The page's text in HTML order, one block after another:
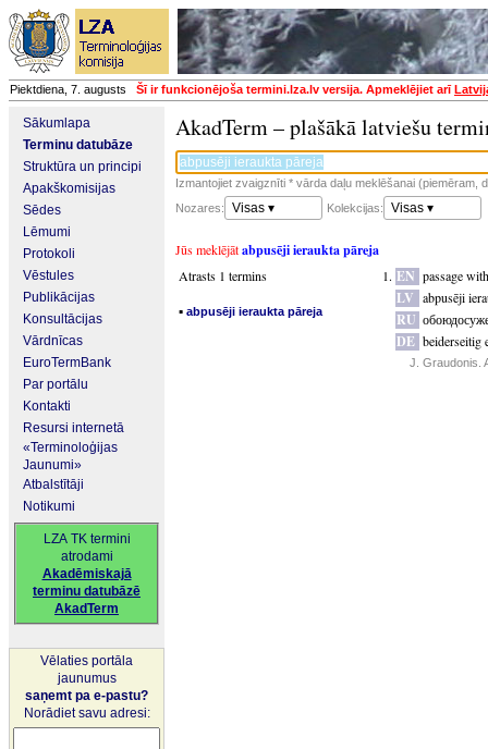
Piektdiena, 7. augusts Šī ir funkcionējoša termini.lza.lv versija. Apmeklējiet arī
Sākumlapa
Terminu datubāze
Struktūra un principi
Apakškomisijas
Sēdes
Lēmumi
Protokoli
Vēstules
Publikācijas
Konsultācijas
Vārdnīcas
EuroTermBank
Par portālu
Kontakti
Resursi internetā
«Terminoloģijas
Jaunumi»
Atbalstītāji
Notikumi
LZA TK termini
atrodami
Akadēmiskajā
terminu datubāzē
AkadTerm
Vēlaties portāla
jaunumus
saņemt pa e-pastu?
Norādiet savu adresi:
AkadTerm – plašākā latviešu
Izmantojiet zvaigznīti * vārda daļu meklēšanai (piemēram,
Nozares:
Visas ▾ Kolekcijas: Visas ▾
Jūs meklējātabpusēji ieraukta pāreja
Atrasts 1 termins
▪ abpusēji ieraukta pāreja
EN passage
LV abpusēji
RU
DE beiderseitig
J. Graudonis.